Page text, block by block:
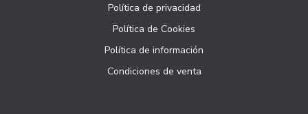
Política de privacidad
Política de Cookies
Política de información
Condiciones de venta